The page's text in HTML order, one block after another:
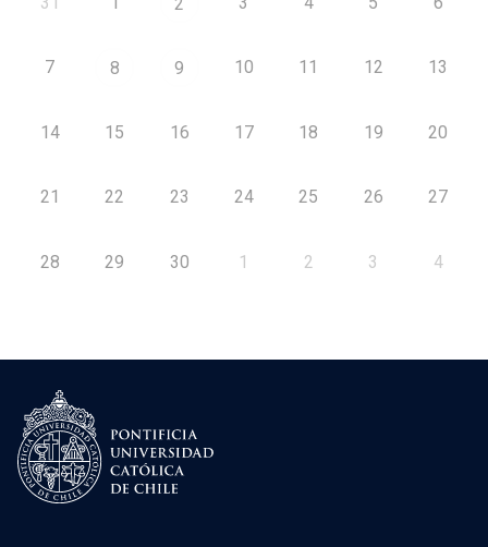
7 8 9 10 11 12 13
14 15 16 17 18 19 20
21 22 23 24 25 26 27
28 29 30 1 2 3 4